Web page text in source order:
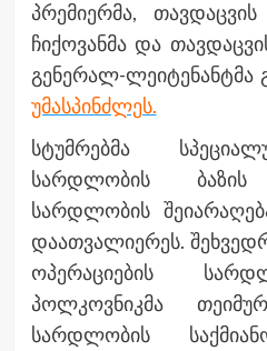
პრემიერმა,
ჩიქოვანმა და
გენერალ-ლეიტენანტმა
უმასპინძლეს.
სტუმრებმა
სარდლობის ბაზის
სარდლობის
დაათვალიერეს.
ოპერაციების
პოლკოვნიკმა
სარდლობის